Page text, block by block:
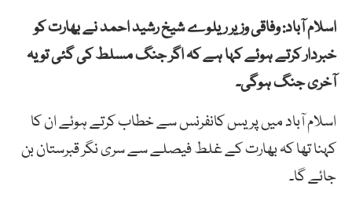
اسلام آباد: وفاقی وزیر ریلوے شیخ رشید احمد نے بھارت کو
خبردار کرتے ہوئے کہا ہے کہ اگر جنگ مسلط کی گئی تو یہ
آخری جنگ ہوگی۔
اسلام آباد میں پریس کانفرنس سے خطاب کرتے ہوئے ان کا
کہنا تھا کہ بھارت کے غلط فیصلے سے سری نگر قبرستان بن
جائے گا۔